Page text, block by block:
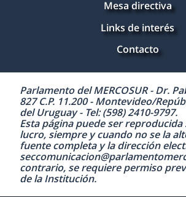
Mesa directiva
Links de interés
Contacto
Parlamento del MERCOSUR - Dr.
827 C.P. 11.200 - Montevideo/
del Uruguay - Tel: (598) 2410-9797.
Esta página puede ser reproducida
lucro, siempre y cuando no se la
fuente completa y la dirección
contrario, se requiere permiso
de la Institución.